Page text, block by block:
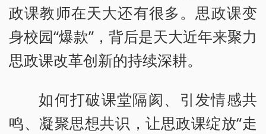
政课教师在天大还有很多。思政课变
身校园“爆款”，背后是天大近年来聚力
思政课改革创新的持续深耕。
如何打破课堂隔阂、引发情感共
鸣、凝聚思想共识，让思政课绽放“走